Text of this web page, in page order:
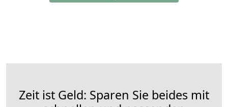
Zeit ist Geld: Sparen Sie beides mit